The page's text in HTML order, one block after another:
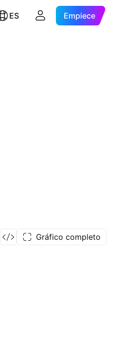
ES Empiece
Gráfico completo